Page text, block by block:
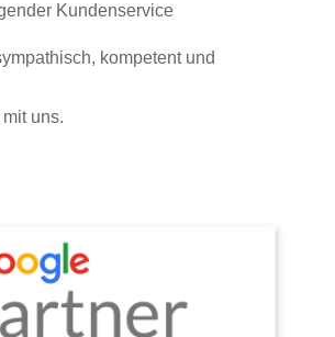
Kundenservice
kompetent und
uns.